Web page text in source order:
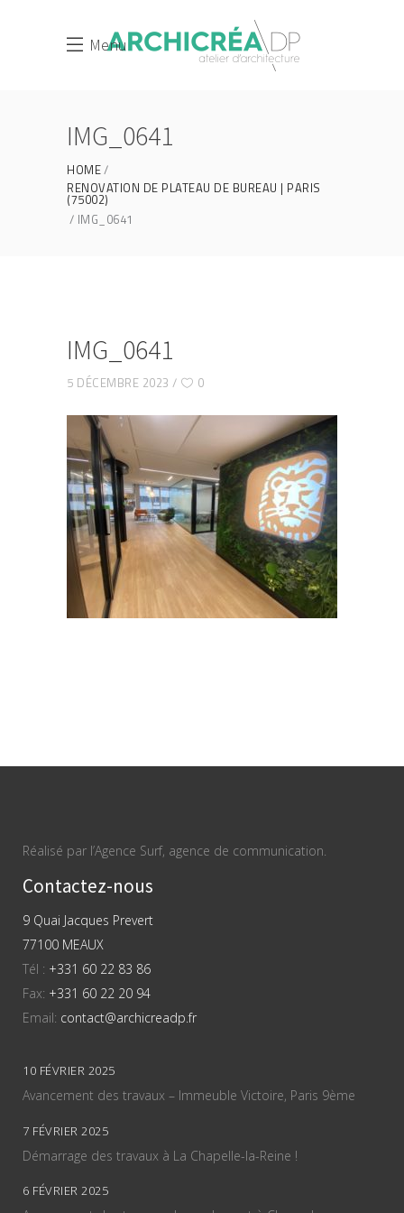
Menu
IMG_0641
HOME
RENOVATION DE PLATEAU DE BUREAU | PARIS
(75002)
IMG_0641
IMG_0641
5 DÉCEMBRE 2023 0
Réalisé par l’Agence Surf, agence de communication.
Contactez-nous
9 Quai Jacques Prevert
77100 MEAUX
Tél : +331 60 22 83 86
Fax: +331 60 22 20 94
Email: contact@archicreadp.fr
10 FÉVRIER 2025
Avancement des travaux – Immeuble Victoire, Paris 9ème
7 FÉVRIER 2025
Démarrage des travaux à La Chapelle-la-Reine !
6 FÉVRIER 2025